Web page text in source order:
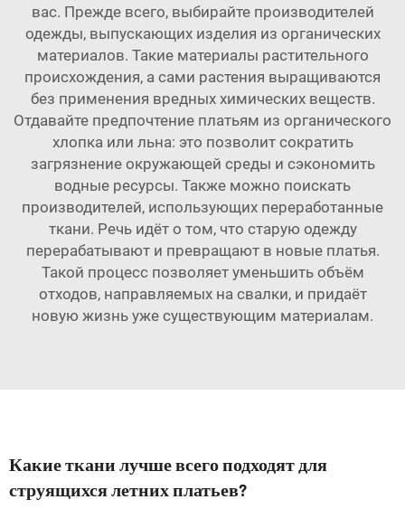
вас. Прежде всего, выбирайте производителей
одежды, выпускающих изделия из органических
материалов. Такие материалы растительного
происхождения, а сами растения выращиваются
без применения вредных химических веществ.
Отдавайте предпочтение платьям из органического
хлопка или льна: это позволит сократить
загрязнение окружающей среды и сэкономить
водные ресурсы. Также можно поискать
производителей, использующих переработанные
ткани. Речь идёт о том, что старую одежду
перерабатывают и превращают в новые платья.
Такой процесс позволяет уменьшить объём
отходов, направляемых на свалки, и придаёт
новую жизнь уже существующим материалам.
Какие ткани лучше всего подходят для
струящихся летних платьев?